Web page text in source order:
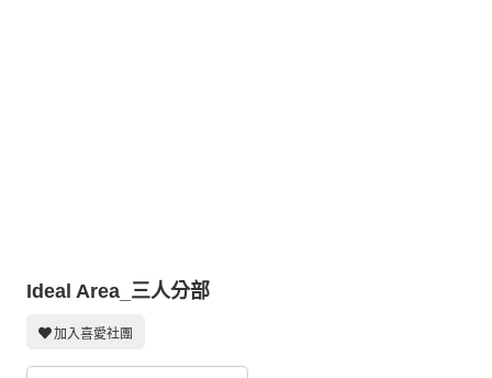
交流中心
攤位轉讓區
會員功能選單
Ideal Area_三人分部
加入喜愛社團